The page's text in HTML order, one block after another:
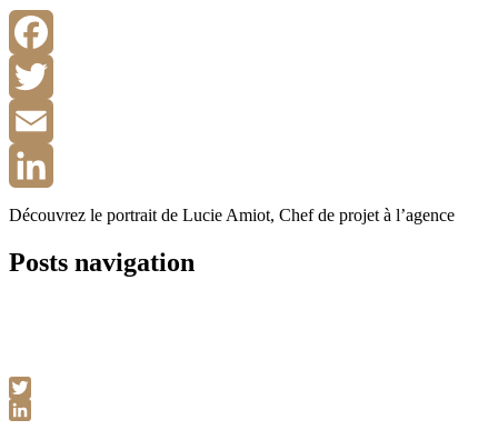
Facebook
Twitter
Email
LinkedIn
Découvrez le portrait de Lucie Amiot, Chef de projet à l’agence
Posts navigation
Twitter